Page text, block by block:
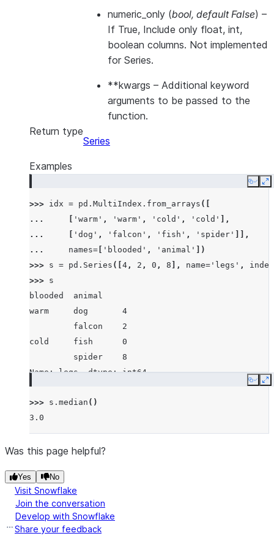
numeric_only (bool, default False) –
If True, Include only float, int,
boolean columns. Not implemented
for Series.
**kwargs – Additional keyword
arguments to be passed to the
function.
Return type
Series
Examples
Copy
>>> idx = pd . MultiIndex . from_arrays ([
...
'warm' , 'warm' , 'cold' , 'cold'
],
...
'dog' , 'falcon' , 'fish' , 'spider'
]],
...
names= 'blooded' , 'animal'
])
>>> s = pd . Series ([ 4 , 2 , 0 , 8 ], name= 'legs' ,
index
>>> s
blooded  animal
warm     dog       4
         falcon    2
cold     fish      0
         spider    8
Name: legs, dtype: int64
Copy
>>> s . median ()
3.0
Was this page helpful?
Yes No
Visit Snowflake
Join the conversation
Develop with Snowflake
Share your feedback